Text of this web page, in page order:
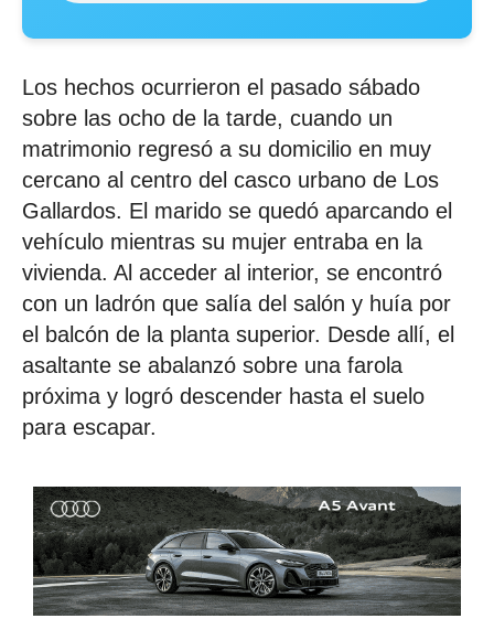
Los hechos ocurrieron el pasado sábado
sobre las ocho de la tarde, cuando un
matrimonio regresó a su domicilio en muy
cercano al centro del casco urbano de Los
Gallardos. El marido se quedó aparcando el
vehículo mientras su mujer entraba en la
vivienda. Al acceder al interior, se encontró
con un ladrón que salía del salón y huía por
el balcón de la planta superior. Desde allí, el
asaltante se abalanzó sobre una farola
próxima y logró descender hasta el suelo
para escapar.